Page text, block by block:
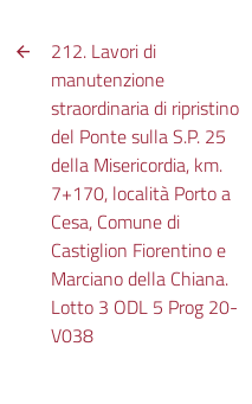
212. Lavori di
manutenzione
straordinaria di ripristino
del Ponte sulla S.P. 25
della Misericordia, km.
7+170, località Porto a
Cesa, Comune di
Castiglion Fiorentino e
Marciano della Chiana.
Lotto 3 ODL 5 Prog 20-
V038